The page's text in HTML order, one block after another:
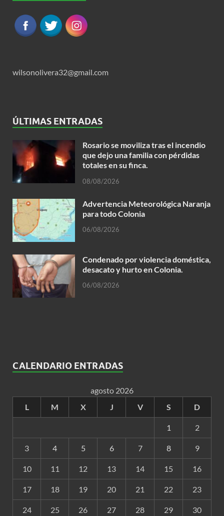
wilsonolivera32@gmail.com
ÚLTIMAS ENTRADAS
Rosario se moviliza tras el incendio
que dejo una familia con pérdidas
totales en su finca.
08/08/2026
Advertencia Meteorológica Naranja
para todo Colonia
06/08/2026
Condenado por violencia doméstica,
desacato y hurto en Colonia.
06/08/2026
CALENDARIO ENTRADAS
agosto 2026
L
M X J V S D
1 2
3 4 5 6 7 8 9
10 11 12 13 14 15 16
17 18 19 20 21 22 23
24 25 26 27 28 29 30